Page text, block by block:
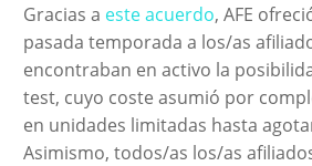
Gracias a este acuerdo, AFE
pasada temporada a los/as
encontraban en activo la
test, cuyo coste asumió por
en unidades limitadas hasta
Asimismo, todos/as los/as